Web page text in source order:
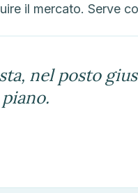
il mercato. Serve
nel posto